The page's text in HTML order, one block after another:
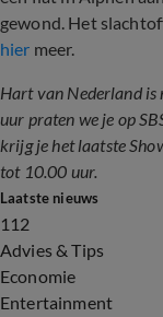
gewond. Het
hier meer.
Hart van Nederland
uur praten we je op
krijg je het laatste
tot 10.00 uur.
Laatste nieuws
112
Advies & Tips
Economie
Entertainment